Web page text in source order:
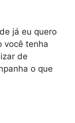
já eu quero
você tenha
de
o que